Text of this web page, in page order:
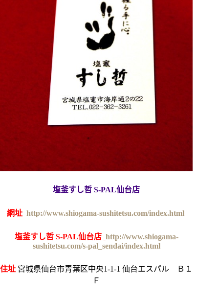
塩釜すし哲 S-PAL仙台店
網址 http://www.shiogama-sushitetsu.com/index.html
塩釜すし哲 S-PAL仙台店 http://www.shiogama-
sushitetsu.com/s-pal_sendai/index.html
住址 宮城県仙台市青葉区中央1-1-1 仙台エスパル Ｂ１
Ｆ